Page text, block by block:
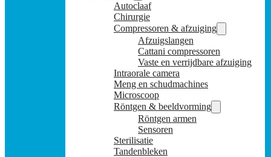
Autoclaaf
Chirurgie
Compressoren & afzuiging
Afzuigslangen
Cattani compressoren
Vaste en verrijdbare afzuiging
Intraorale camera
Meng en schudmachines
Microscoop
Röntgen & beeldvorming
Röntgen armen
Sensoren
Sterilisatie
Tandenbleken